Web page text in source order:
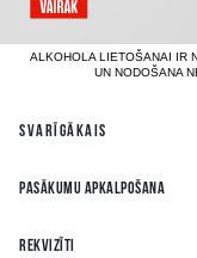
ALKOHOLA LIETOŠANAI IR
UN NODOŠANA
SVARĪGĀKAIS
PASĀKUMU APKALPOŠANA
REKVIZĪTI